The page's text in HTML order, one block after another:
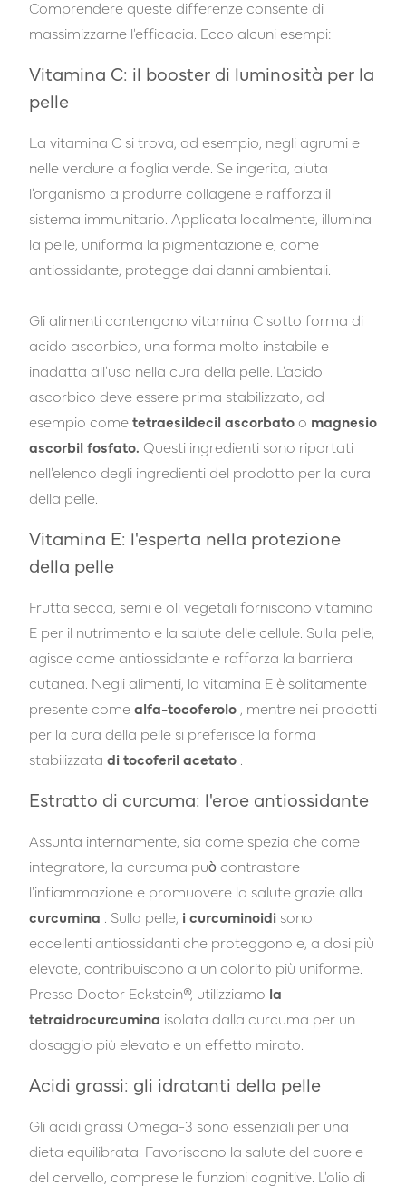
Comprendere queste differenze consente di
massimizzarne l'efficacia. Ecco alcuni esempi:
Vitamina C: il booster di luminosità per la
pelle
La vitamina C si trova, ad esempio, negli agrumi e
nelle verdure a foglia verde. Se ingerita, aiuta
l'organismo a produrre collagene e rafforza il
sistema immunitario. Applicata localmente, illumina
la pelle, uniforma la pigmentazione e, come
antiossidante, protegge dai danni ambientali.
Gli alimenti contengono vitamina C sotto forma di
acido ascorbico, una forma molto instabile e
inadatta all'uso nella cura della pelle. L'acido
ascorbico deve essere prima stabilizzato, ad
esempio cometetraesildecil ascorbato o magnesio
ascorbil fosfato. Questi ingredienti sono riportati
nell'elenco degli ingredienti del prodotto per la cura
della pelle.
Vitamina E: l'esperta nella protezione
della pelle
Frutta secca, semi e oli vegetali forniscono vitamina
E per il nutrimento e la salute delle cellule. Sulla pelle,
agisce come antiossidante e rafforza la barriera
cutanea. Negli alimenti, la vitamina E è solitamente
presente comealfa-tocoferolo , mentre nei prodotti
per la cura della pelle si preferisce la forma
stabilizzata di tocoferil acetato
Estratto di curcuma: l'eroe antiossidante
Assunta internamente, sia come spezia che come
integratore, la curcuma può contrastare
l'infiammazione e promuovere la salute grazie alla
curcumina . Sulla pelle, i curcuminoidi sono
eccellenti antiossidanti che proteggono e, a dosi più
elevate, contribuiscono a un colorito più uniforme.
Presso Doctor Eckstein®, utilizziamo la
tetraidrocurcumina isolata dalla curcuma per un
dosaggio più elevato e un effetto mirato.
Acidi grassi: gli idratanti della pelle
Gli acidi grassi Omega-3 sono essenziali per una
dieta equilibrata. Favoriscono la salute del cuore e
del cervello, comprese le funzioni cognitive. L'olio di